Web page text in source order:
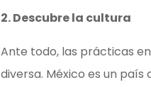
2. Descubre la cultura
Ante todo, las prácticas
diversa. México es un